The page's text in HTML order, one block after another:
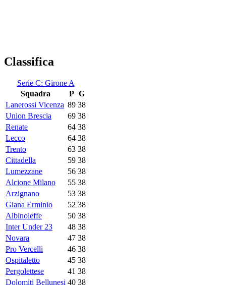
Classifica
Serie C: Girone A
Squadra
P G
Lanerossi Vicenza 89 38
Union Brescia
69 38
Renate
64 38
Lecco
64 38
Trento
63 38
Cittadella
59 38
Lumezzane
56 38
Alcione Milano
55 38
Arzignano
53 38
Giana Erminio
52 38
Albinoleffe
50 38
Inter Under 23
48 38
Novara
47 38
Pro Vercelli
46 38
Ospitaletto
45 38
Pergolettese
41 38
Dolomiti Bellunesi 40 38